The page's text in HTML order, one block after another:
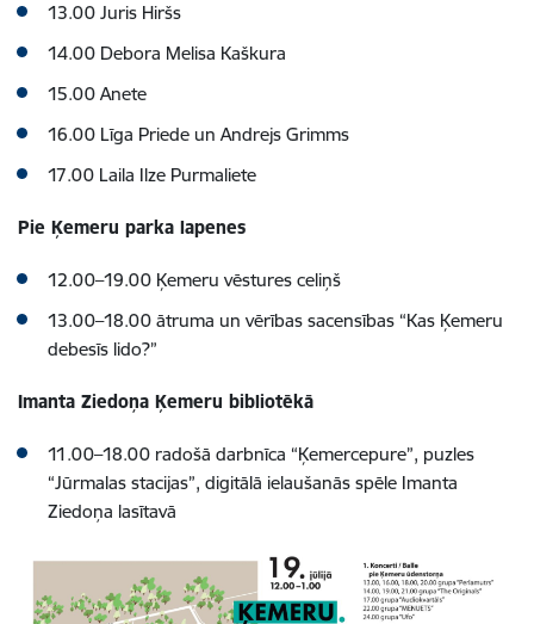
13.00 Juris Hiršs
14.00 Debora Melisa Kaškura
15.00 Anete
16.00 Līga Priede un Andrejs Grimms
17.00 Laila Ilze Purmaliete
Pie Ķemeru parka lapenes
12.00–19.00 Ķemeru vēstures celiņš
13.00–18.00 ātruma un vērības sacensības “Kas Ķemeru
debesīs lido?”
Imanta Ziedoņa Ķemeru bibliotēkā
11.00–18.00 radošā darbnīca “Ķemercepure”, puzles
“Jūrmalas stacijas”, digitālā ielaušanās spēle Imanta
Ziedoņa lasītavā